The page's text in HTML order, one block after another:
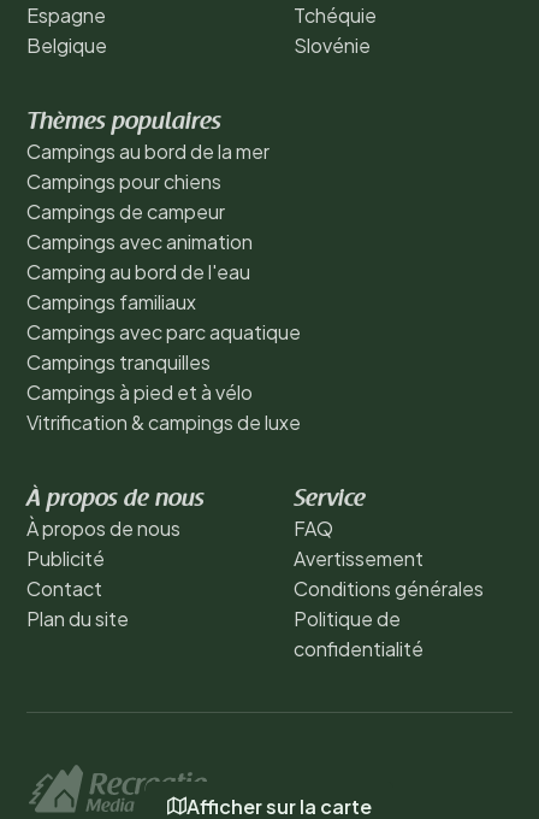
Afficher sur la carte
Espagne
Belgique
Tchéquie
Slovénie
Thèmes populaires
Campings au bord de la mer
Campings pour chiens
Campings de campeur
Campings avec animation
Camping au bord de l'eau
Campings familiaux
Campings avec parc aquatique
Campings tranquilles
Campings à pied et à vélo
Vitrification & campings de luxe
À propos de nous
À propos de nous
Publicité
Contact
Plan du site
Service
FAQ
Avertissement
Conditions générales
Politique de
confidentialité